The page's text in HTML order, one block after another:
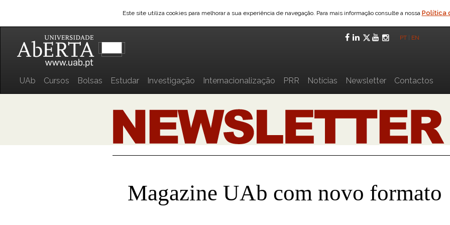
Este site utiliza cookies para melhorar a sua experiência de navegação. Para mais informação consulte a nossa Política
Facebook
LinkedIn
Twitter
YouTube
PT EN
UAb Cursos Bolsas Estudar Investigação Internacionalização PRR Notícias Newsletter Contactos
Magazine UAb com novo formato